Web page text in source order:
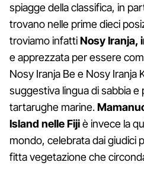
spiagge della classifica, in
trovano nelle prime dieci
troviamo infattiNosy Iranja,
e apprezzata per essere
Nosy Iranja Be e Nosy Iranja
suggestiva lingua di sabbia e
tartarughe marine.
Island nelle Fijiè invece la
mondo, celebrata dai giudici
fitta vegetazione che